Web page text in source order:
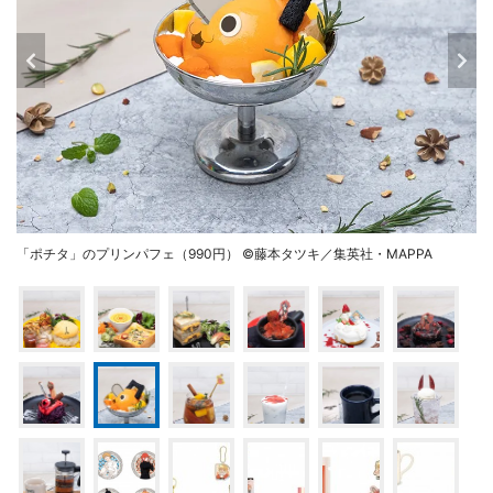
「ポチタ」のプリンパフェ（990円） ©藤本タツキ／集英社・MAPPA